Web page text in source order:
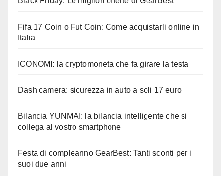
Fifa 17 Coin o Fut Coin: Come acquistarli online in
Italia
ICONOMI: la cryptomoneta che fa girare la testa
Dash camera: sicurezza in auto a soli 17 euro
Bilancia YUNMAI: la bilancia intelligente che si
collega al vostro smartphone
Festa di compleanno GearBest: Tanti sconti per i
suoi due anni